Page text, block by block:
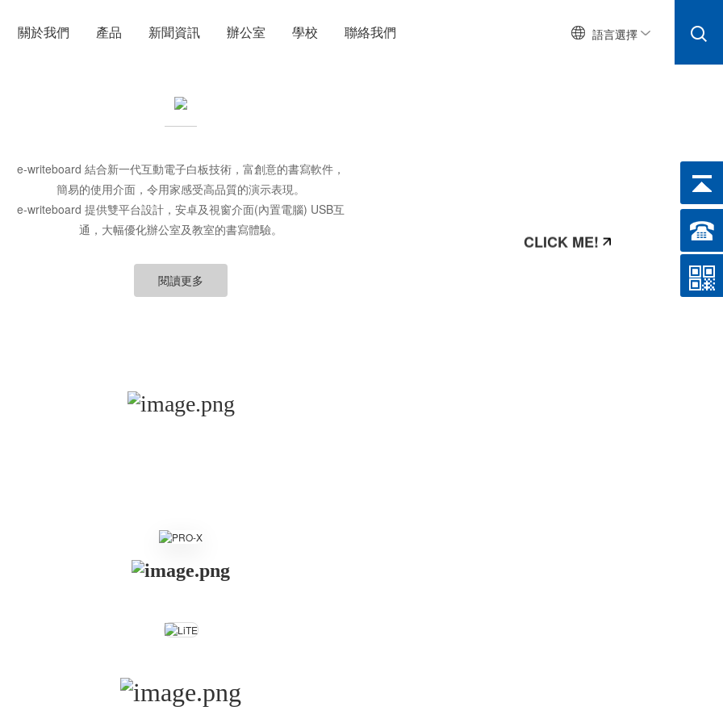
關於我們 產品 新聞資訊 辦公室 學校 聯絡我們 語言選擇
e-writeboard 結合新一代互動電子白板技術，富創意的書寫軟件，
簡易的使用介面，令用家感受高品質的演示表現。
e-writeboard 提供雙平台設計，安卓及視窗介面(內置電腦) USB互
通，大幅優化辦公室及教室的書寫體驗。
閱讀更多
CLICK ME!